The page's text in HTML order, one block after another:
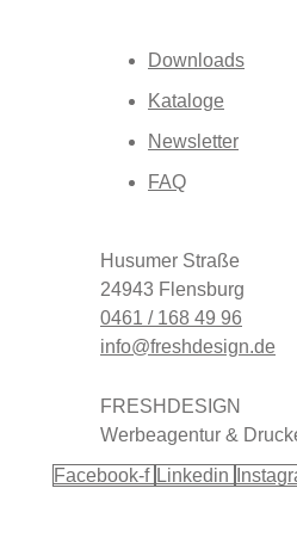
Downloads
Kataloge
Newsletter
FAQ
Husumer Straße
24943 Flensburg
0461 / 168 49 96
info@freshdesign.de
FRESHDESIGN
Werbeagentur &
Facebook-f Linkedin